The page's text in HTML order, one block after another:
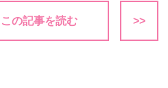
この記事を読む >>